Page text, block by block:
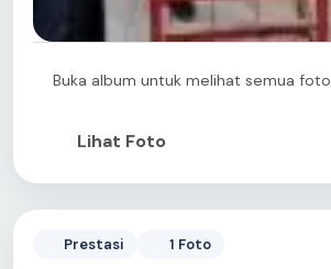
Buka album untuk melihat semua foto
Lihat Foto
Prestasi 1 Foto